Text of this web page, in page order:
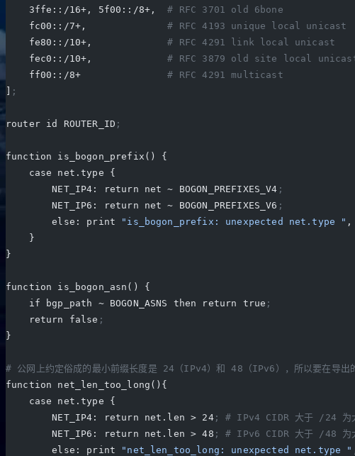
    3ffe::/16+, 5f00::/8+,
# RFC 3701 old 6bone
    fc00::/7+,
# RFC 4193 unique local unicast
    fe80::/10+,
# RFC 4291 link local unicast
    fec0::/10+,
# RFC 3879 old site local
    ff00::/8+
# RFC 4291 multicast
;
router id ROUTER_ID ;
function is_bogon_prefix() {
    case net.type {
        NET_IP4: return net ~ BOGON_PREFIXES_V4
;
        NET_IP6: return net ~ BOGON_PREFIXES_V6
;
        else: print
"is_bogon_prefix: unexpected net.type " ,
    }
}
function is_bogon_asn() {
    if bgp_path ~ BOGON_ASNS then return true
;
    return false
;
}
# 公网上约定俗成的最小前缀长度是 24（IPv4）和 48（IPv6），所以要在导出
function net_len_too_long(){
    case net.type {
        NET_IP4: return net.len > 24
; # IPv4 CIDR 大于 /24 为
        NET_IP6: return net.len > 48
; # IPv6 CIDR 大于 /48 为
        else: print
"net_len_too_long: unexpected net.type "